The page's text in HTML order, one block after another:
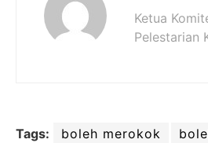
Ketua
Pelestarian
Tags: boleh merokok